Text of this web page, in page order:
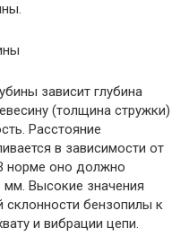
зависит глубина
(толщина стружки)
Расстояние
в зависимости от
норме оно должно
мм. Высокие значения
склонности бензопилы к
и вибрации цепи.